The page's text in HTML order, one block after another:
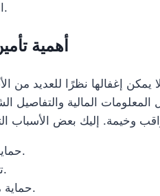
التطبيق وسنقدم نصائح أمان فعالة.
أهمية
يمكن إغفالها نظرًا للعديد
المالية والتفاصيل
حماية خصوصيتك من المهاجمين.
تجنب الاحتيال وسرقة الهوية.
حماية معلوماتك المالية والشخصية.